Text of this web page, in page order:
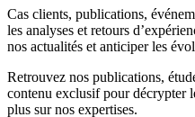
Cas clients, publications,
les analyses et retours
nos actualités et anticiper les
Retrouvez nos publications,
contenu exclusif pour décrypter
plus sur nos expertises.